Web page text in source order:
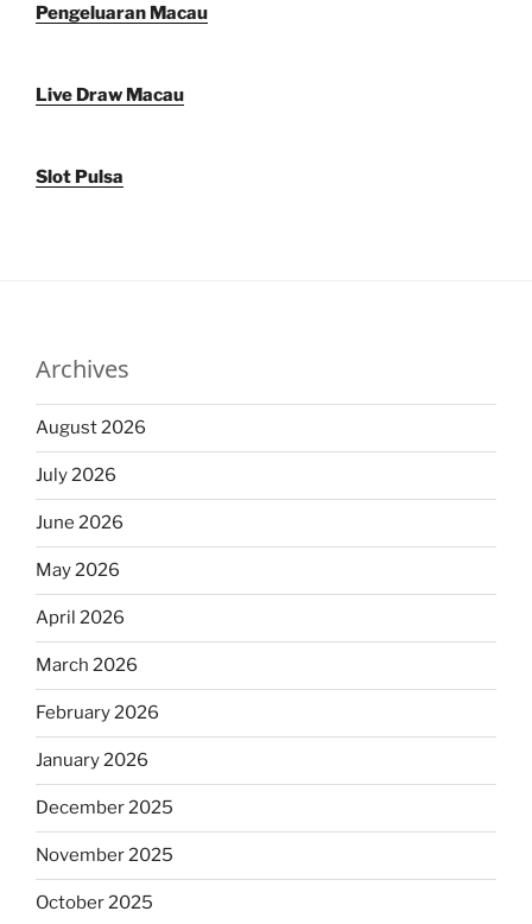
Pengeluaran Macau
Live Draw Macau
Slot Pulsa
Archives
August 2026
July 2026
June 2026
May 2026
April 2026
March 2026
February 2026
January 2026
December 2025
November 2025
October 2025